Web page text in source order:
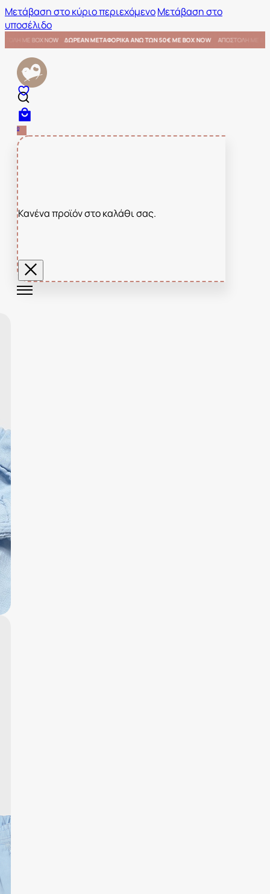
Μετάβαση στο κύριο περιεχόμενοΜετάβαση στο
υποσέλιδο
NOW ΑΠΟΣΤΟΛΗ ΜΕ BOX NOW ΔΩΡΕΑΝ ΜΕΤΑΦΟΡΙΚΑ ΑΝΩ ΤΩΝ 50€ ΜΕ BOX NOW
0
Κανένα προϊόν στο καλάθι σας.